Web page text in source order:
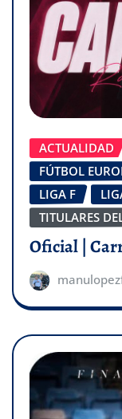
ACTUALIDAD
FÚTBOL
LIGA F
TITULARES
Oficial |